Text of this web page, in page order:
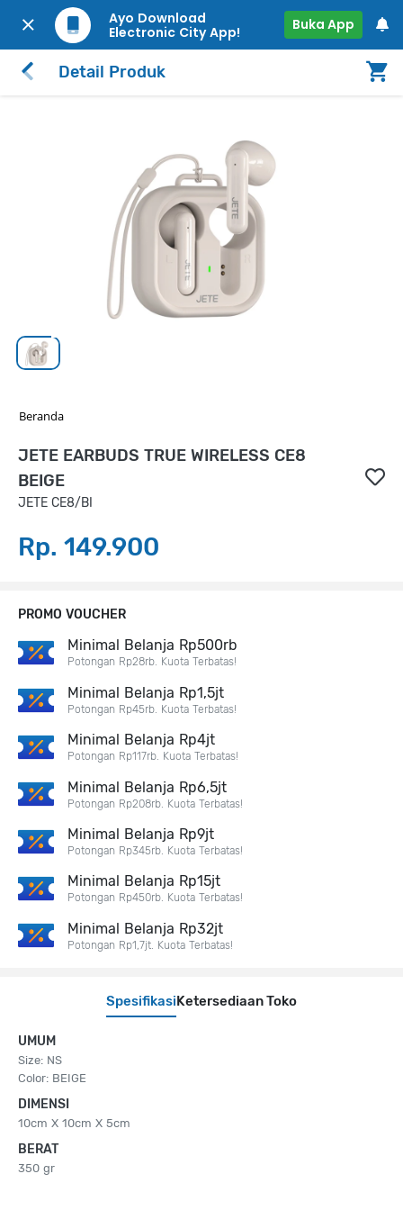
Ayo Download
Electronic City App!
Buka App
Detail Produk
Beranda
JETE EARBUDS TRUE WIRELESS CE8
BEIGE
JETE CE8/BI
Rp. 149.900
Spesifikasi Ketersediaan Toko
UMUM
Size: NS
Color: BEIGE
DIMENSI
10cm X 10cm X 5cm
BERAT
350 gr
PROMO VOUCHER
Minimal Belanja Rp500rb
Potongan Rp28rb. Kuota Terbatas!
Minimal Belanja Rp1,5jt
Potongan Rp45rb. Kuota Terbatas!
Minimal Belanja Rp4jt
Potongan Rp117rb. Kuota Terbatas!
Minimal Belanja Rp6,5jt
Potongan Rp208rb. Kuota Terbatas!
Minimal Belanja Rp9jt
Potongan Rp345rb. Kuota Terbatas!
Minimal Belanja Rp15jt
Potongan Rp450rb. Kuota Terbatas!
Minimal Belanja Rp32jt
Potongan Rp1,7jt. Kuota Terbatas!